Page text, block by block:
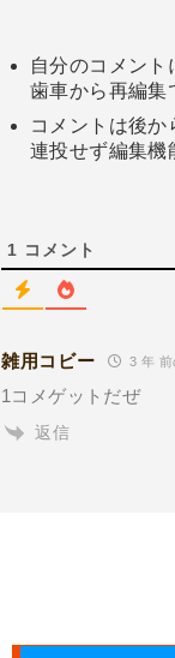
自分のコメン
歯車から再編集
コメントは後
連投せず編集機
1 コメント
雑用コビー 3 年 前
1コメゲットだぜ
返信